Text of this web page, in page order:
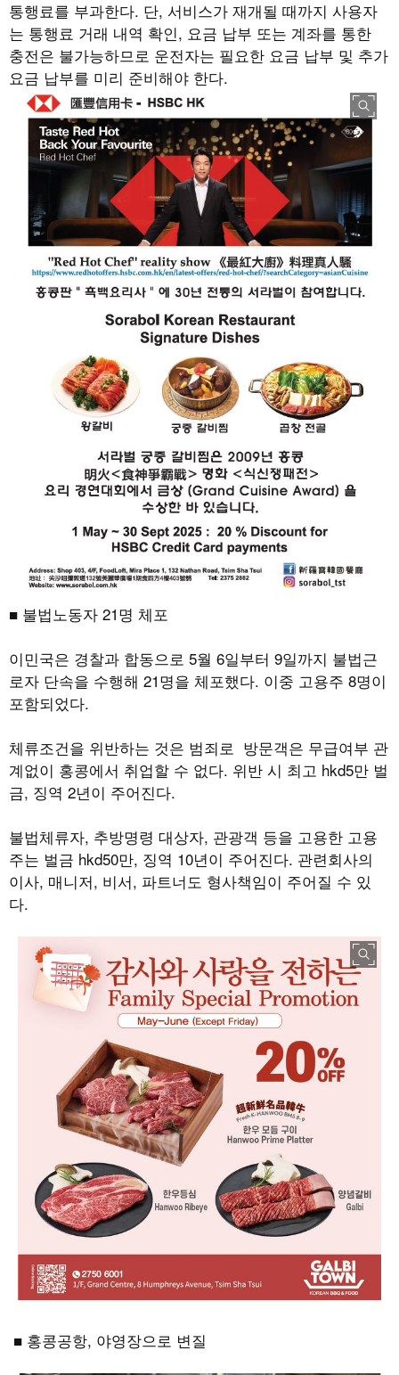
통행료를 부과한다. 단, 서비스가 재개될 때까지 사용자
는 통행료 거래 내역 확인, 요금 납부 또는 계좌를 통한
충전은 불가능하므로 운전자는 필요한 요금 납부 및 추가
요금 납부를 미리 준비해야 한다.
■ 불법노동자 21명 체포
이민국은 경찰과 합동으로 5월 6일부터 9일까지 불법근
로자 단속을 수행해 21명을 체포했다. 이중 고용주 8명이
포함되었다.
체류조건을 위반하는 것은 범죄로 방문객은 무급여부 관
계없이 홍콩에서 취업할 수 없다. 위반 시 최고 hkd5만 벌
금, 징역 2년이 주어진다.
불법체류자, 추방명령 대상자, 관광객 등을 고용한 고용
주는 벌금 hkd50만, 징역 10년이 주어진다. 관련회사의
이사, 매니저, 비서, 파트너도 형사책임이 주어질 수 있
다.
■ 홍콩공항, 야영장으로 변질